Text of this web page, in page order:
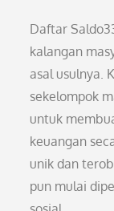
Daftar
kalangan
asal usulnya.
sekelompok
untuk
keuangan
unik dan
pun mulai